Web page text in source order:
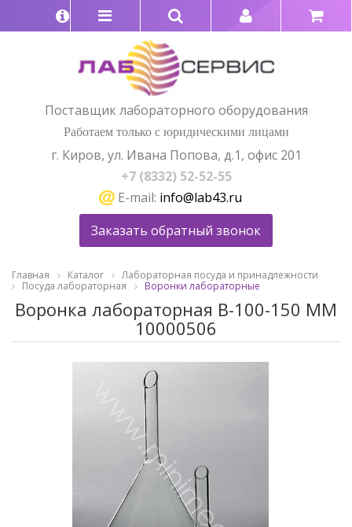
Поставщик лабораторного оборудования
Работаем только с юридическими лицами
г. Киров, ул. Ивана Попова, д.1, офис 201
+7 (8332) 52-52-55
E-mail: info@lab43.ru
Заказать обратный звонок
Главная Каталог
Лабораторная посуда и принадлежности
Посуда лабораторная
Воронки лабораторные
Воронка лабораторная В-100-150 ММ
10000506